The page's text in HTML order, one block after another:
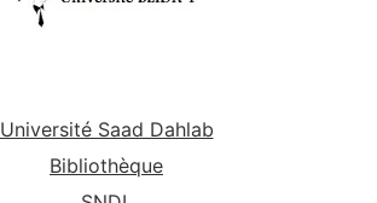
Université Saad Dahlab
Bibliothèque